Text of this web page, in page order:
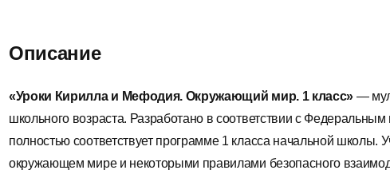
Описание
«Уроки Кирилла и Мефодия. Окружающий мир. 1 класс» —
школьного возраста. Разработано в соответствии с
полностью соответствует программе 1 класса начальной школы.
окружающем мире и некоторыми правилами безопасного